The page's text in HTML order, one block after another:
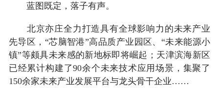
蓝图既定，落子有声。
北京亦庄全力打造具有全球影响力的未来产业
先导区，“芯脑智港”高品质产业园区、“未来能源小
镇”等颇具未来感的新地标即将崛起；天津滨海新区
已经累计构建了90余个未来技术应用场景，集聚了
150余家未来产业发展平台与龙头骨干企业……